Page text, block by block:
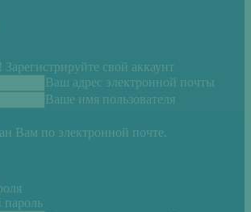
свой аккаунт
Ваш адрес электронной почты
Ваше имя пользователя
Вам по электронной почте.
пароль